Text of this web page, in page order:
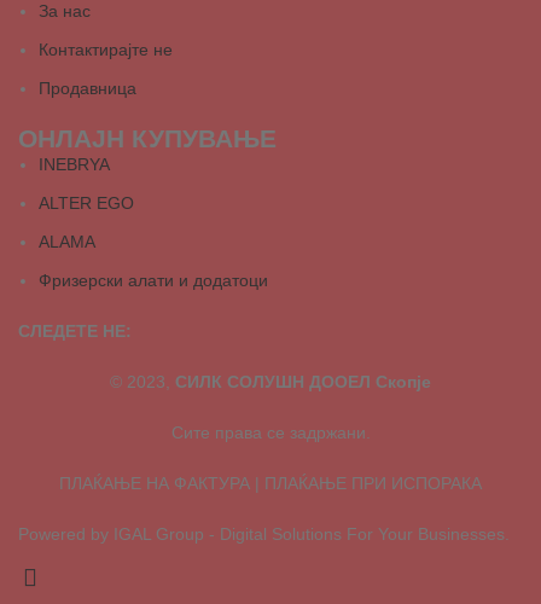
За нас
Контактирајте не
Продавница
ОНЛАЈН КУПУВАЊЕ
INEBRYA
ALTER EGO
ALAMA
Фризерски алати и додатоци
СЛЕДЕТЕ НЕ:
© 2023, СИЛК СОЛУШН ДООЕЛ Скопје
Сите права се задржани.
ПЛАЌАЊЕ НА ФАКТУРА | ПЛАЌАЊЕ ПРИ ИСПОРАКА
Powered by IGAL Group - Digital Solutions For Your Businesses.